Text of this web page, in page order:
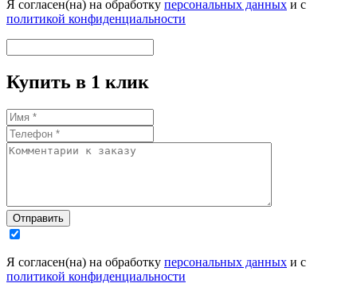
Я согласен(на) на обработку персональных данных и с
политикой конфиденциальности
Купить в 1 клик
Отправить
Я согласен(на) на обработку персональных данных и с
политикой конфиденциальности